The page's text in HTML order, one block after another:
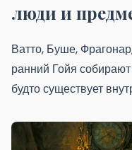
люди и
Ватто, Буше,
ранний Гойя собирают
будто существует